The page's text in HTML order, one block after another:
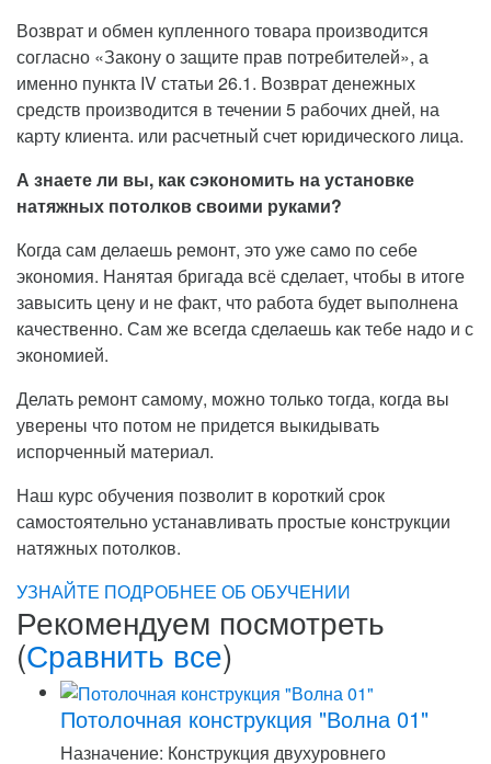
Возврат и обмен купленного товара производится
согласно «Закону о защите прав потребителей», а
именно пункта IV статьи 26.1. Возврат денежных
средств производится в течении 5 рабочих дней, на
карту клиента. или расчетный счет юридического лица.
А знаете ли вы, как сэкономить на установке
натяжных потолков своими руками?
Когда сам делаешь ремонт, это уже само по себе
экономия. Нанятая бригада всё сделает, чтобы в итоге
завысить цену и не факт, что работа будет выполнена
качественно. Сам же всегда сделаешь как тебе надо и с
экономией.
Делать ремонт самому, можно только тогда, когда вы
уверены что потом не придется выкидывать
испорченный материал.
Наш курс обучения позволит в короткий срок
самостоятельно устанавливать простые конструкции
натяжных потолков.
УЗНАЙТЕ ПОДРОБНЕЕ ОБ ОБУЧЕНИИ
Рекомендуем посмотреть
(Сравнить все)
Потолочная конструкция "Волна 01"
Назначение: Конструкция двухуровнего